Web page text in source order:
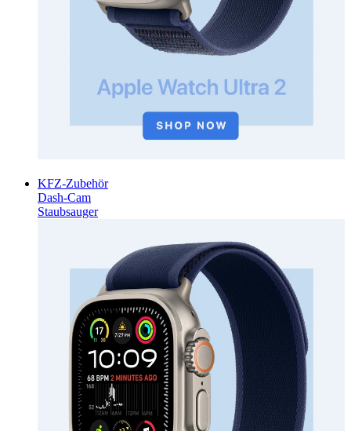
KFZ-Zubehör
Dash-Cam
Staubsauger